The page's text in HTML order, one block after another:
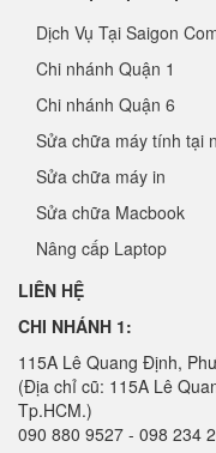
Dịch Vụ Tại Saigon
Chi nhánh Quận 1
Chi nhánh Quận 6
Sửa chữa máy tính tại
Sửa chữa máy in
Sửa chữa Macbook
Nâng cấp Laptop
LIÊN HỆ
CHI NHÁNH 1:
115A Lê Quang Định,
(Địa chỉ cũ: 115A Lê
Tp.HCM.)
090 880 9527 - 098 234